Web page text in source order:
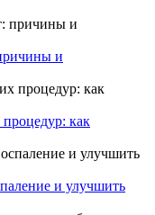
и
как
и улучшить